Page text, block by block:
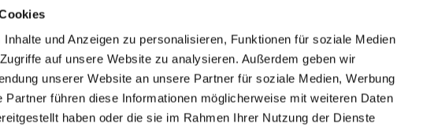
und Anzeigen zu personalisieren, Funktionen für soziale Medien
auf unsere Website zu analysieren. Außerdem geben wir
unserer Website an unsere Partner für soziale Medien, Werbung
Partner führen diese Informationen möglicherweise mit weiteren Daten
haben oder die sie im Rahmen Ihrer Nutzung der Dienste
Stellenangebote
MTV/VMTA
Stellenangebote